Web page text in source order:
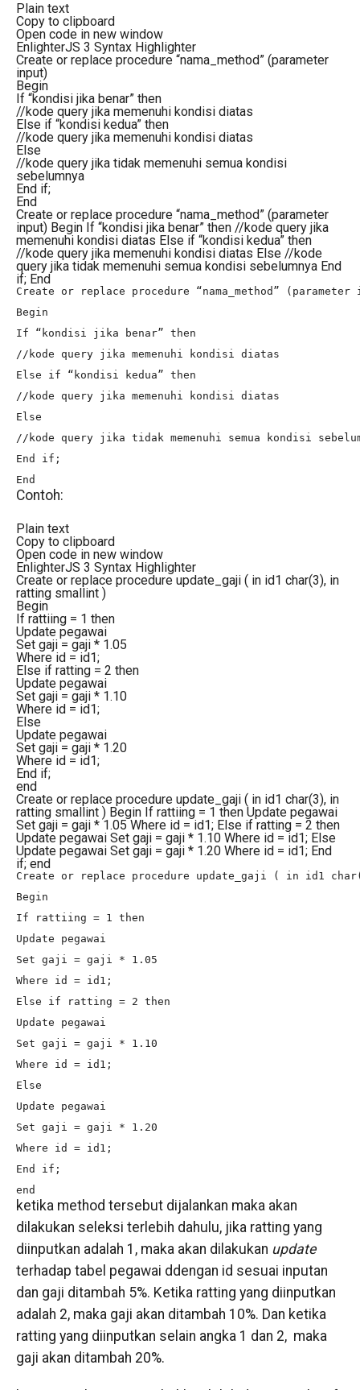
Plain text
Copy to clipboard
Open code in new window
EnlighterJS 3 Syntax Highlighter
Create or replace procedure “nama_method” (parameter
input)
Begin
If “kondisi jika benar” then
//kode query jika memenuhi kondisi diatas
Else if “kondisi kedua” then
//kode query jika memenuhi kondisi diatas
Else
//kode query jika tidak memenuhi semua kondisi
sebelumnya
End if;
End
Create or replace procedure “nama_method” (parameter
input) Begin If “kondisi jika benar” then //kode query jika
memenuhi kondisi diatas Else if “kondisi kedua” then
//kode query jika memenuhi kondisi diatas Else //kode
query jika tidak memenuhi semua kondisi sebelumnya End
if; End
Create or replace procedure “nama_method”
Begin
If “kondisi jika benar” then
//kode query jika memenuhi kondisi diatas
Else if “kondisi kedua” then
//kode query jika memenuhi kondisi diatas
Else
//kode query jika tidak memenuhi semua kondisi
End if;
End
Contoh:
Plain text
Copy to clipboard
Open code in new window
EnlighterJS 3 Syntax Highlighter
Create or replace procedure update_gaji ( in id1 char(3), in
ratting smallint )
Begin
If rattiing = 1 then
Update pegawai
Set gaji = gaji * 1.05
Where id = id1;
Else if ratting = 2 then
Update pegawai
Set gaji = gaji * 1.10
Where id = id1;
Else
Update pegawai
Set gaji = gaji * 1.20
Where id = id1;
End if;
end
Create or replace procedure update_gaji ( in id1 char(3), in
ratting smallint ) Begin If rattiing = 1 then Update pegawai
Set gaji = gaji * 1.05 Where id = id1; Else if ratting = 2 then
Update pegawai Set gaji = gaji * 1.10 Where id = id1; Else
Update pegawai Set gaji = gaji * 1.20 Where id = id1; End
if; end
Create or replace procedure update_gaji ( in id1
Begin
If rattiing = 1 then
Update pegawai
Set gaji = gaji * 1.05
Where id = id1;
Else if ratting = 2 then
Update pegawai
Set gaji = gaji * 1.10
Where id = id1;
Else
Update pegawai
Set gaji = gaji * 1.20
Where id = id1;
End if;
end
ketika method tersebut dijalankan maka akan
dilakukan seleksi terlebih dahulu, jika ratting yang
diinputkan adalah 1, maka akan dilakukan update
terhadap tabel pegawai ddengan id sesuai inputan
dan gaji ditambah 5%. Ketika ratting yang diinputkan
adalah 2, maka gaji akan ditambah 10%. Dan ketika
ratting yang diinputkan selain angka 1 dan 2, maka
gaji akan ditambah 20%.